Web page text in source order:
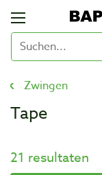
Zwingen
Tape
21 resultaten